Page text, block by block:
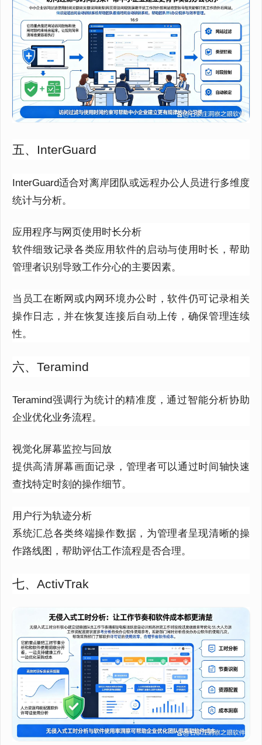
五、InterGuard
InterGuard适合对离岸团队或远程办公人员进行多维度
统计与分析。
应用程序与网页使用时长分析
软件细致记录各类应用软件的启动与使用时长，帮助
管理者识别导致工作分心的主要因素。
当员工在断网或内网环境办公时，软件仍可记录相关
操作日志，并在恢复连接后自动上传，确保管理连续
性。
六、Teramind
Teramind强调行为统计的精准度，通过智能分析协助
企业优化业务流程。
视觉化屏幕监控与回放
提供高清屏幕画面记录，管理者可以通过时间轴快速
查找特定时刻的操作细节。
用户行为轨迹分析
系统汇总各类终端操作数据，为管理者呈现清晰的操
作路线图，帮助评估工作流程是否合理。
七、ActivTrak